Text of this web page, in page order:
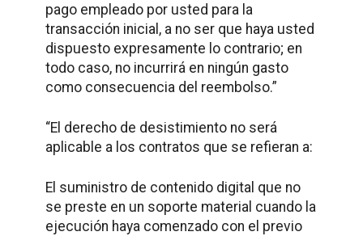
pago empleado por usted para la
transacción inicial, a no ser que haya usted
dispuesto expresamente lo contrario; en
todo caso, no incurrirá en ningún gasto
como consecuencia del reembolso.”
“El derecho de desistimiento no será
aplicable a los contratos que se refieran a:
El suministro de contenido digital que no
se preste en un soporte material cuando la
ejecución haya comenzado con el previo